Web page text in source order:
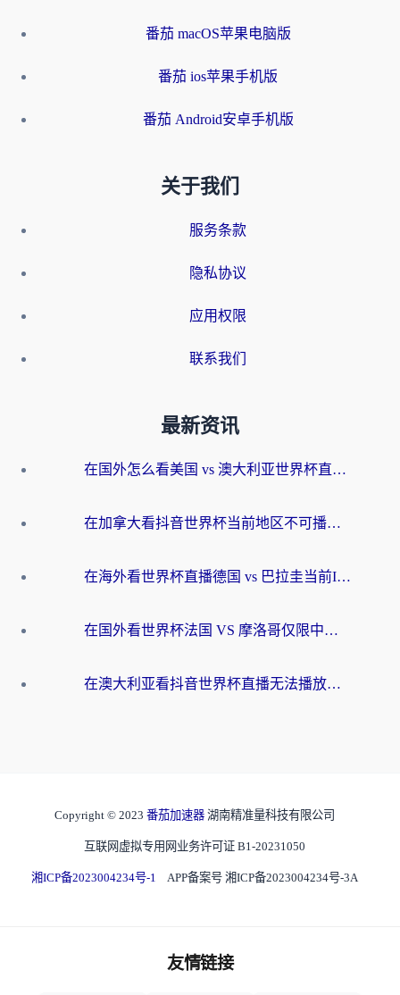
番茄 macOS苹果电脑版
番茄 ios苹果手机版
番茄 Android安卓手机版
关于我们
服务条款
隐私协议
应用权限
联系我们
最新资讯
在国外怎么看美国 vs 澳大利亚世界杯直播？海外党必藏的中文解说观赛指南
在加拿大看抖音世界杯当前地区不可播放？海外党体育观赛终极指南
在海外看世界杯直播德国 vs 巴拉圭当前IP受限制？这篇指南帮你轻松解决地区限制
在国外看世界杯法国 VS 摩洛哥仅限中国大陆？别让地域限制拦下你的欢呼
在澳大利亚看抖音世界杯直播无法播放？海外党体育观赛终极指南来了！
Copyright © 2023 番茄加速器 湖南精准量科技有限公司
互联网虚拟专用网业务许可证 B1-20231050
湘ICP备2023004234号-1 APP备案号 湘ICP备2023004234号-3A
友情链接